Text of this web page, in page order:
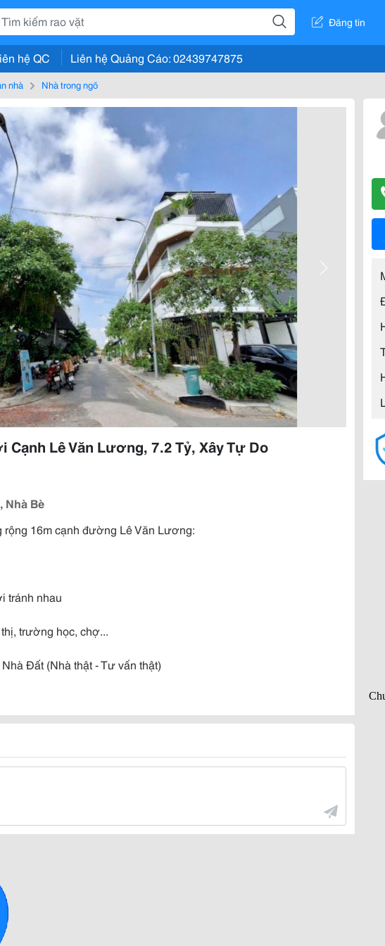
Đăng tin
hệ QC Liên hệ Quảng Cáo: 02439747875
nhà Nhà trong ngõ
Cạnh Lê Văn Lương, 7.2 Tỷ, Xây Tự Do
Nhà Bè
16m cạnh đường Lê Văn Lương:
tránh nhau
trường học, chợ...
Đất (Nhà thật - Tư vấn thật)